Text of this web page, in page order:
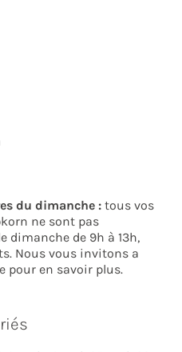
du dimanche : tous vos
ne sont pas
dimanche de 9h à 13h,
Nous vous invitons a
pour en savoir plus.